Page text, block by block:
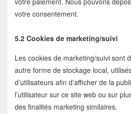
votre consentement.
5.2 Cookies de marketing/suivi
Les cookies de marketing/suivi sont
autre forme de stockage local,
d’utilisateurs afin d’afficher de la
l’utilisateur sur ce site web ou sur
des finalités marketing similaires.